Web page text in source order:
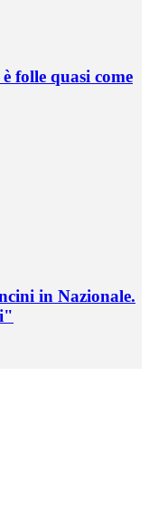
folle quasi come
in Nazionale.